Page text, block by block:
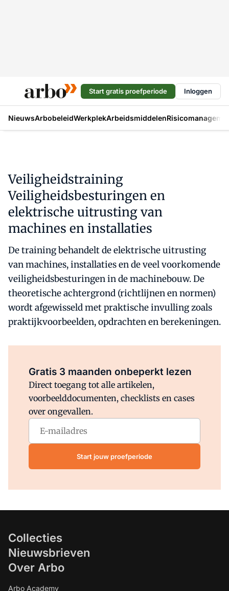
Start gratis proefperiode Inloggen
NieuwsArbobeleidWerkplekArbeidsmiddelen
Veiligheidstraining
Veiligheidsbesturingen en
elektrische uitrusting van
machines en installaties
De training behandelt de elektrische uitrusting
van machines, installaties en de veel voorkomende
veiligheidsbesturingen in de machinebouw. De
theoretische achtergrond (richtlijnen en normen)
wordt afgewisseld met praktische invulling zoals
praktijkvoorbeelden, opdrachten en berekeningen.
Gratis 3 maanden onbeperkt lezen
Direct toegang tot alle artikelen,
voorbeelddocumenten, checklists en cases
over ongevallen.
Start jouw proefperiode
Collecties
Nieuwsbrieven
Over Arbo
Arbo Academy